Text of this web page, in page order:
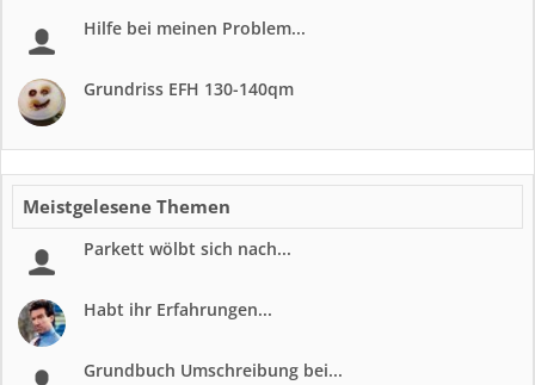
Hilfe bei meinen Problem...
Grundriss EFH 130-140qm
Meistgelesene Themen
Parkett wölbt sich nach...
Habt ihr Erfahrungen...
Grundbuch Umschreibung bei...